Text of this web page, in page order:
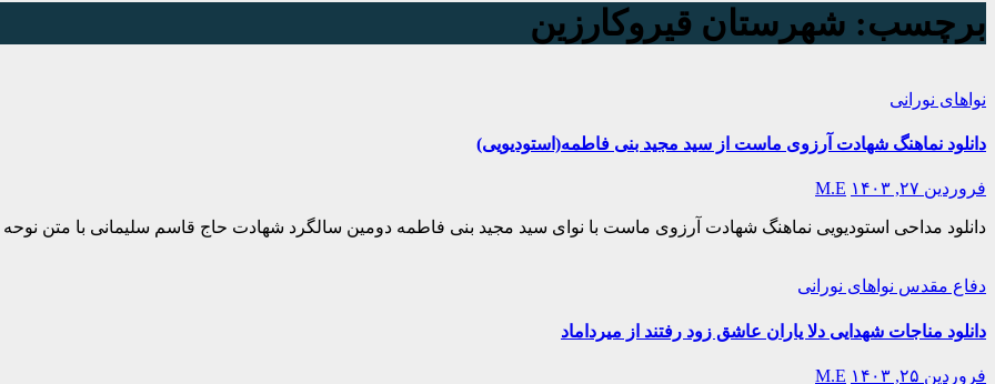
برچسب: شهرستان قیروکارزین
نواهای نورانی
دانلود نماهنگ شهادت آرزوی ماست از سید مجید بنی فاطمه(استودیویی)
فروردین ۲۷, ۱۴۰۳ M.E
دانلود مداحی استودیویی نماهنگ شهادت آرزوی ماست با نوای سید مجید بنی فاطمه دومین سالگرد شهادت حاج قاسم سلیمانی با متن نوحه دی ۱۴۰۰ هیئت ریحانة الحسین (س)
دفاع مقدس نواهای نورانی
دانلود مناجات شهدایی دلا یاران عاشق زود رفتند از میرداماد
فروردین ۲۵, ۱۴۰۳ M.E